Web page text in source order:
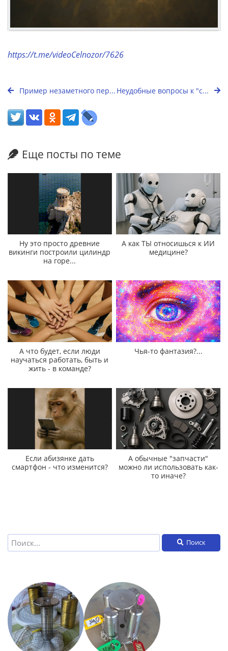
https://t.me/videoCelnozor/7626
Пример незаметного пер... Неудобные вопросы к "с...
Еще посты по теме
Ну это просто древние
викинги построили цилиндр
на горе...
А как ТЫ относишься к ИИ
медицине?
А что будет, если люди
научаться работать, быть и
жить - в команде?
Чья-то фантазия?...
Если абизянке дать
смартфон - что изменится?
А обычные "запчасти"
можно ли использовать как-
то иначе?
Поиск